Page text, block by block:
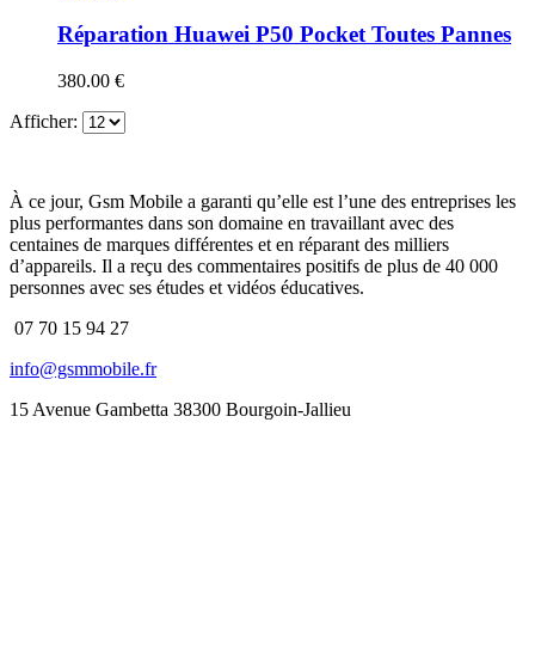
Réparation Huawei P50 Pocket Toutes Pannes
380.00 €
Afficher:
À ce jour, Gsm Mobile a garanti qu’elle est l’une des entreprises les
plus performantes dans son domaine en travaillant avec des
centaines de marques différentes et en réparant des milliers
d’appareils. Il a reçu des commentaires positifs de plus de 40 000
personnes avec ses études et vidéos éducatives.
07 70 15 94 27
info@gsmmobile.fr
15 Avenue Gambetta 38300 Bourgoin-Jallieu